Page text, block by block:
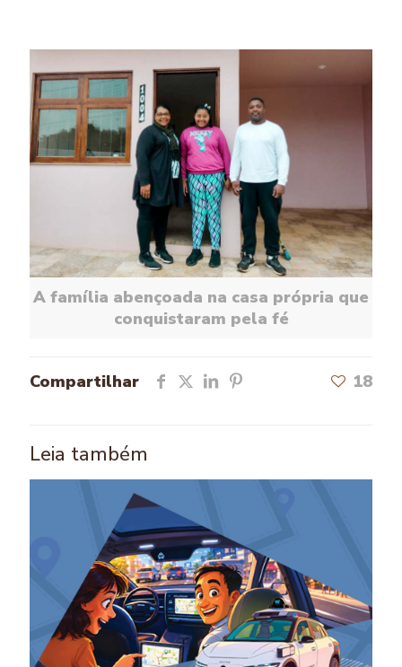
A família abençoada na casa própria que
conquistaram pela fé
Compartilhar 18
Leia também